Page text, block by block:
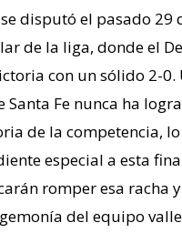
disputó el pasado 29
de la liga, donde el
con un sólido 2-0.
Santa Fe nunca ha
de la competencia,
especial a esta
romper esa racha
del equipo